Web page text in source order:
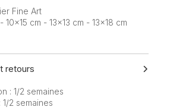
Fine Art
10x15 cm - 13x13 cm - 13x18 cm
retours
: 1/2 semaines
2 semaines